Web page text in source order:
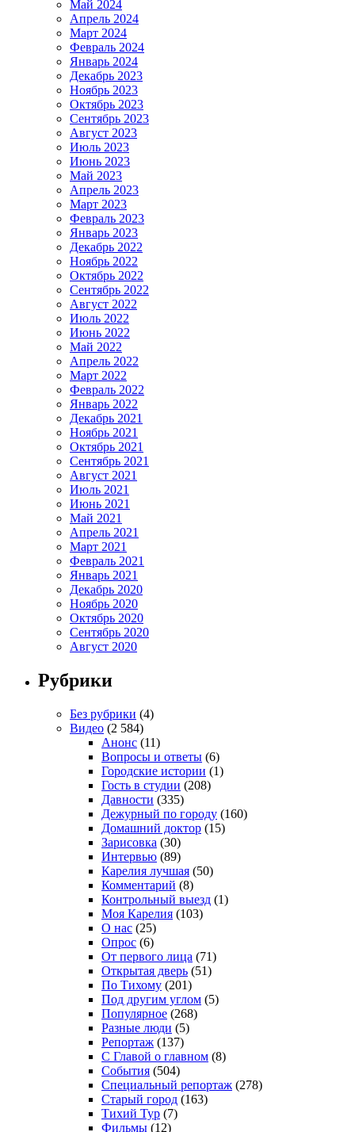
Май 2024
Апрель 2024
Март 2024
Февраль 2024
Январь 2024
Декабрь 2023
Ноябрь 2023
Октябрь 2023
Сентябрь 2023
Август 2023
Июль 2023
Июнь 2023
Май 2023
Апрель 2023
Март 2023
Февраль 2023
Январь 2023
Декабрь 2022
Ноябрь 2022
Октябрь 2022
Сентябрь 2022
Август 2022
Июль 2022
Июнь 2022
Май 2022
Апрель 2022
Март 2022
Февраль 2022
Январь 2022
Декабрь 2021
Ноябрь 2021
Октябрь 2021
Сентябрь 2021
Август 2021
Июль 2021
Июнь 2021
Май 2021
Апрель 2021
Март 2021
Февраль 2021
Январь 2021
Декабрь 2020
Ноябрь 2020
Октябрь 2020
Сентябрь 2020
Август 2020
Рубрики
Без рубрики (4)
Видео (2 584)
Анонс (11)
Вопросы и ответы (6)
Городские истории (1)
Гость в студии (208)
Давности (335)
Дежурный по городу (160)
Домашний доктор (15)
Зарисовка (30)
Интервью (89)
Карелия лучшая (50)
Комментарий (8)
Контрольный выезд (1)
Моя Карелия (103)
О нас (25)
Опрос (6)
От первого лица (71)
Открытая дверь (51)
По Тихому (201)
Под другим углом (5)
Популярное (268)
Разные люди (5)
Репортаж (137)
С Главой о главном (8)
События (504)
Специальный репортаж (278)
Старый город (163)
Тихий Тур (7)
Фильмы (12)